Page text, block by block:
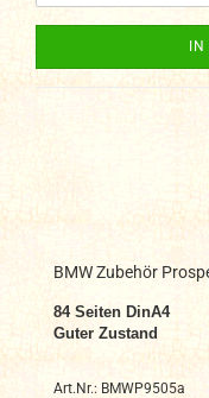
IN
BMW Zubehör
84 Seiten DinA4
Guter Zustand
Art.Nr.: BMWP9505a